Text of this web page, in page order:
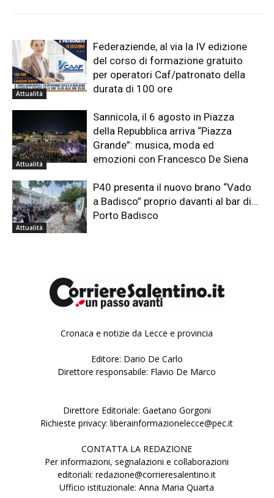
Attualità
Federaziende, al via la IV edizione
del corso di formazione gratuito
per operatori Caf/patronato della
durata di 100 ore
Attualità
Sannicola, il 6 agosto in Piazza
della Repubblica arriva “Piazza
Grande”: musica, moda ed
emozioni con Francesco De Siena
Attualità
P40 presenta il nuovo brano “Vado
a Badisco” proprio davanti al bar di…
Porto Badisco
Cronaca e notizie da Lecce e provincia
Editore: Dario De Carlo
Direttore responsabile: Flavio De Marco
Direttore Editoriale: Gaetano Gorgoni
Richieste privacy: liberainformazionelecce@pec.it
CONTATTA LA REDAZIONE
Per informazioni, segnalazioni e collaborazioni
editoriali: redazione@corrieresalentino.it
Ufficio istituzionale: Anna Maria Quarta